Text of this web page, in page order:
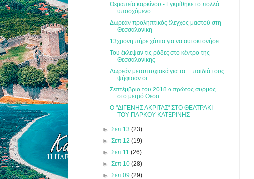
Θεραπεία καρκίνου - Εγκρίθηκε το πολλά
υποσχόμενο ...
Δωρεάν προληπτικός έλεγχος μαστού στη
Θεσσαλονίκη
13χρονη πήρε χάπια για να αυτοκτονήσει
Του έκλεψαν τις ρόδες στο κέντρο της
Θεσσαλονίκης
Δωρεάν μεταπτυχιακά για τα… παιδιά τους
ψήφισαν οι...
Σεπτέμβριο του 2018 ο πρώτος συρμός
στο μετρό Θεσσ...
Ο "ΔΙΓΕΝΗΣ ΑΚΡΙΤΑΣ" ΣΤΟ ΘΕΑΤΡΑΚΙ
ΤΟΥ ΠΑΡΚΟΥ ΚΑΤΕΡΙΝΗΣ
► Σεπ 13 (23)
► Σεπ 12 (19)
► Σεπ 11 (26)
► Σεπ 10 (28)
► Σεπ 09 (29)